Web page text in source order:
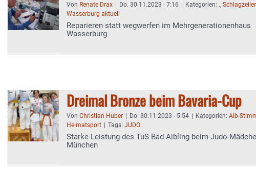
Von Renate Drax Do. 30.11.2023 - 7:16 Kategorien: .,
Wasserburg aktuell
Reparieren statt wegwerfen im Mehrgenerationenhaus
Wasserburg
Dreimal Bronze beim Bavaria-Cup
Von Christian Huber Do. 30.11.2023 - 5:54 Kategorien: Aib-
Heimatsport
Tags: JUDO
Starke Leistung des TuS Bad Aibling beim Judo-
München